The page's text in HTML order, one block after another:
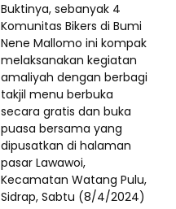
Buktinya, sebanyak 4
Komunitas Bikers di Bumi
Nene Mallomo ini kompak
melaksanakan kegiatan
amaliyah dengan berbagi
takjil menu berbuka
secara gratis dan buka
puasa bersama yang
dipusatkan di halaman
pasar Lawawoi,
Kecamatan Watang Pulu,
Sidrap, Sabtu (8/4/2024)